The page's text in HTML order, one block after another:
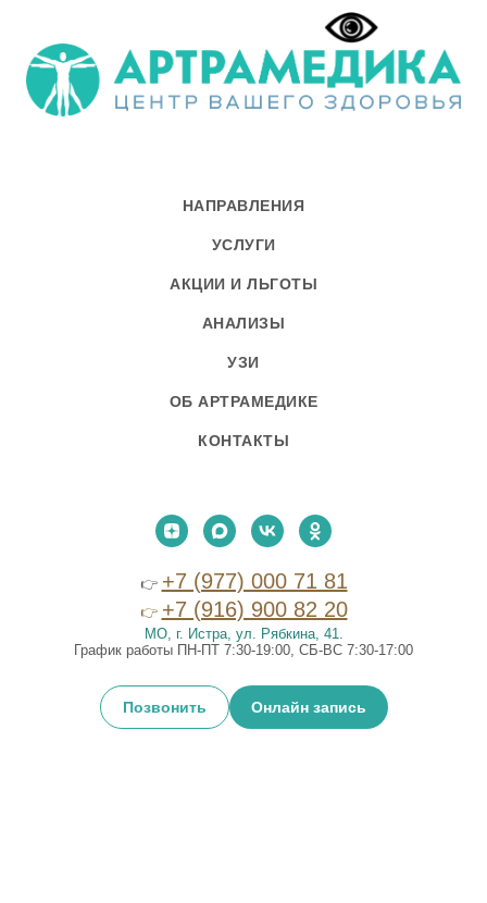
НАПРАВЛЕНИЯ
УСЛУГИ
АКЦИИ И ЛЬГОТЫ
АНАЛИЗЫ
УЗИ
ОБ АРТРАМЕДИКЕ
КОНТАКТЫ
👉 +7 (977) 000 71 81
👉 +7 (916) 900 82 20
МО, г. Истра, ул. Рябкина, 41.
График работы ПН-ПТ 7:30-19:00, СБ-ВС 7:30-17:00
Позвонить Онлайн запись